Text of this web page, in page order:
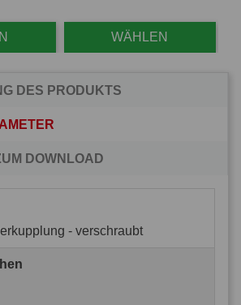
WÄHLEN
DES PRODUKTS
DOWNLOAD
- verschraubt